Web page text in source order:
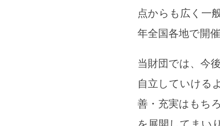
点からも広く一
年全国各地で開
当財団では、今
自立していける
善・充実はもち
を展開してまい